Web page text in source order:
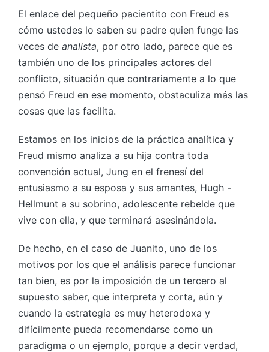
El enlace del pequeño pacientito con Freud es
cómo ustedes lo saben su padre quien funge las
veces de analista, por otro lado, parece que es
también uno de los principales actores del
conflicto, situación que contrariamente a lo que
pensó Freud en ese momento, obstaculiza más las
cosas que las facilita.
Estamos en los inicios de la práctica analítica y
Freud mismo analiza a su hija contra toda
convención actual, Jung en el frenesí del
entusiasmo a su esposa y sus amantes, Hugh -
Hellmunt a su sobrino, adolescente rebelde que
vive con ella, y que terminará asesinándola.
De hecho, en el caso de Juanito, uno de los
motivos por los que el análisis parece funcionar
tan bien, es por la imposición de un tercero al
supuesto saber, que interpreta y corta, aún y
cuando la estrategia es muy heterodoxa y
difícilmente pueda recomendarse como un
paradigma o un ejemplo, porque a decir verdad,